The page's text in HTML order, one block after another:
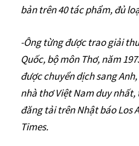
bản trên 40 tác phẩm, đủ
-Ông từng được trao giải
Quốc, bộ môn Thơ, năm
được chuyển dịch sang
nhà thơ Việt Nam duy
đăng tải trên Nhật báo Los
Times.